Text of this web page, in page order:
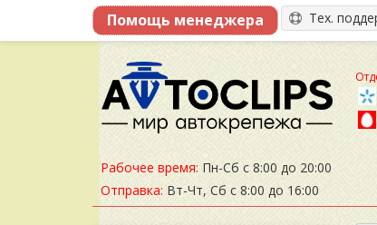
Тех.
Рабочее время: Пн-Сб с 8:00 до 20:00
Отправка: Вт-Чт, Сб с 8:00 до 16:00